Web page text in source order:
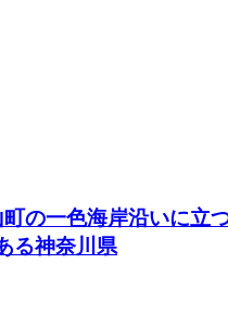
の一色海岸沿いに立
る神奈川県